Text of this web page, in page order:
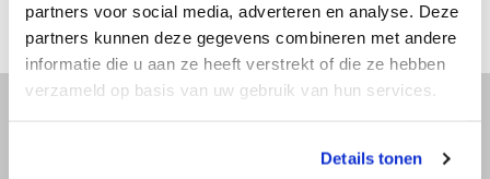
partners voor social media, adverteren en analyse. Deze
partners kunnen deze gegevens combineren met andere
informatie die u aan ze heeft verstrekt of die ze hebben
verzameld op basis van uw gebruik van hun services.
Details tonen
Delen